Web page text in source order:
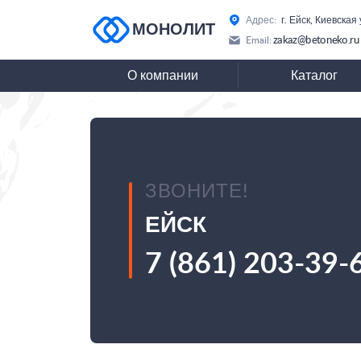
МОНОЛИТ
Адрес: г. Ейск, Киевская
Email: zakaz@betoneko.ru
О компании Каталог
ЗВОНИТЕ!
ЕЙСК
7 (861) 203-39-